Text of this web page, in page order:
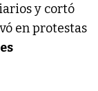
y cortó
en protestas